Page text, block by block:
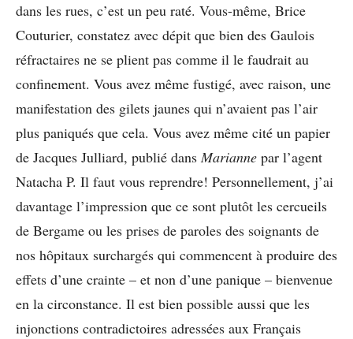
dans les rues, c’est un peu raté. Vous-même, Brice
Couturier, constatez avec dépit que bien des Gaulois
réfractaires ne se plient pas comme il le faudrait au
confinement. Vous avez même fustigé, avec raison, une
manifestation des gilets jaunes qui n’avaient pas l’air
plus paniqués que cela. Vous avez même cité un papier
de Jacques Julliard, publié dansMarianne par l’agent
Natacha P. Il faut vous reprendre! Personnellement, j’ai
davantage l’impression que ce sont plutôt les cercueils
de Bergame ou les prises de paroles des soignants de
nos hôpitaux surchargés qui commencent à produire des
effets d’une crainte – et non d’une panique – bienvenue
en la circonstance. Il est bien possible aussi que les
injonctions contradictoires adressées aux Français